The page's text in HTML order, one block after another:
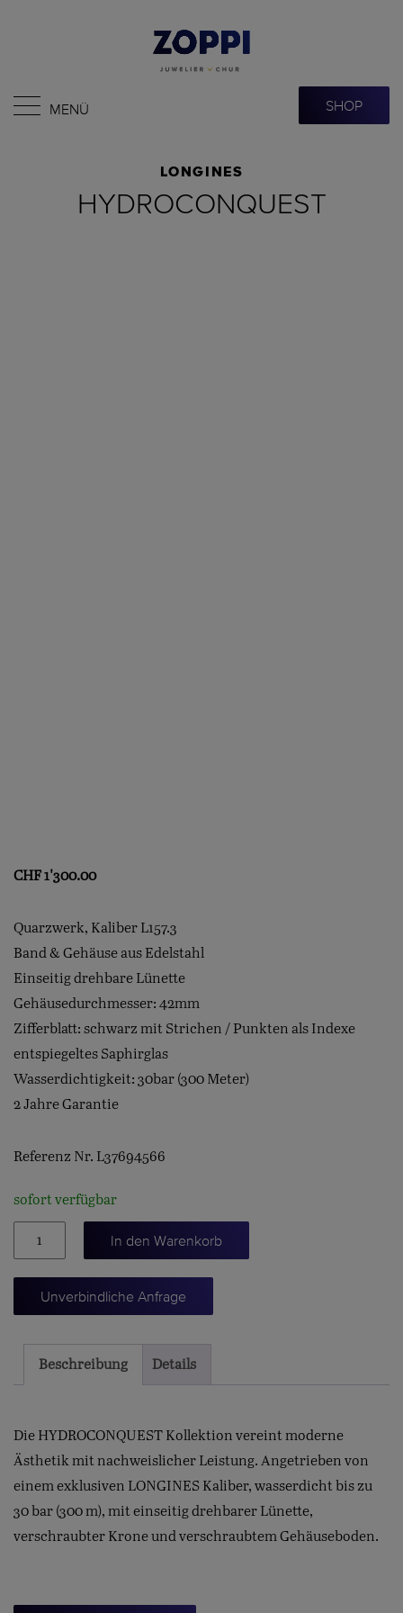
MENÜ SHOP
LONGINES
HYDROCONQUEST
CHF1'300.00
Quarzwerk, Kaliber L157.3
Band & Gehäuse aus Edelstahl
Einseitig drehbare Lünette
Gehäusedurchmesser: 42mm
Zifferblatt: schwarz mit Strichen / Punkten als Indexe
entspiegeltes Saphirglas
Wasserdichtigkeit: 30bar (300 Meter)
2 Jahre Garantie
Referenz Nr. L37694566
sofort verfügbar
HYDROCONQUEST
Menge
In den Warenkorb
Unverbindliche Anfrage
Beschreibung Details
Die HYDROCONQUEST Kollektion vereint moderne
Ästhetik mit nachweislicher Leistung. Angetrieben von
einem exklusiven LONGINES Kaliber, wasserdicht bis zu
30 bar (300 m), mit einseitig drehbarer Lünette,
verschraubter Krone und verschraubtem Gehäuseboden.